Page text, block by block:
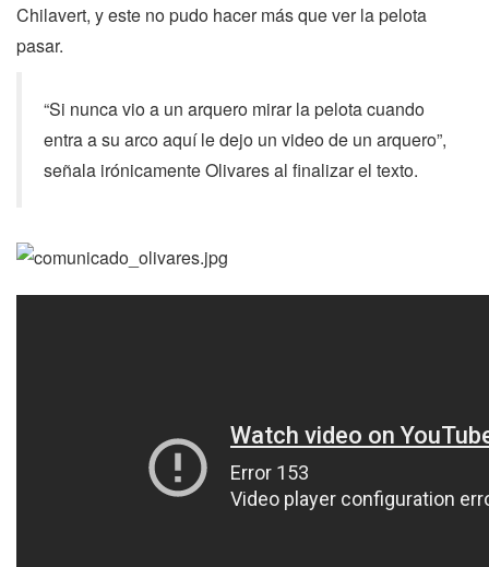
Chilavert, y este no pudo hacer más que ver la pelota
pasar.
“Si nunca vio a un arquero mirar la pelota cuando
entra a su arco aquí le dejo un video de un arquero”,
señala irónicamente Olivares al finalizar el texto.